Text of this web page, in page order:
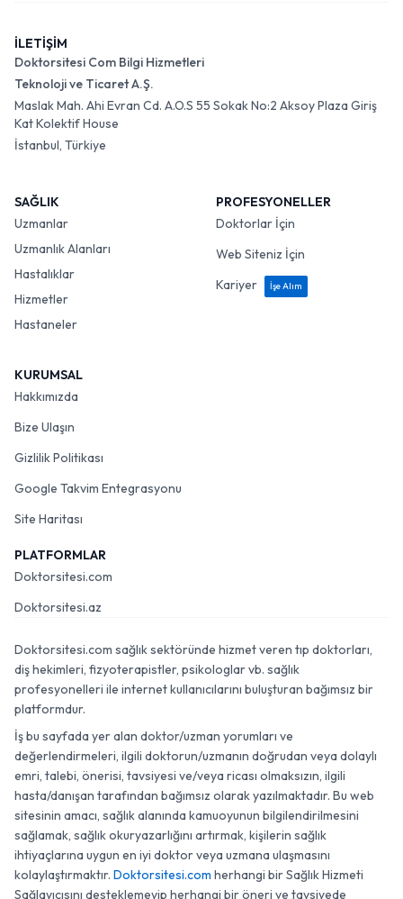
İLETİŞİM
Doktorsitesi Com Bilgi Hizmetleri
Teknoloji ve Ticaret A.Ş.
Maslak Mah. Ahi Evran Cd. A.O.S 55 Sokak No:2 Aksoy Plaza Giriş
Kat Kolektif House
İstanbul, Türkiye
SAĞLIK
Uzmanlar
Uzmanlık Alanları
Hastalıklar
Hizmetler
Hastaneler
PROFESYONELLER
Doktorlar İçin
Web Siteniz İçin
Kariyer
İşe Alım
KURUMSAL
Hakkımızda
Bize Ulaşın
Gizlilik Politikası
Google Takvim Entegrasyonu
Site Haritası
PLATFORMLAR
Doktorsitesi.com
Doktorsitesi.az
Doktorsitesi.com sağlık sektöründe hizmet veren tıp doktorları,
diş hekimleri, fizyoterapistler, psikologlar vb. sağlık
profesyonelleri ile internet kullanıcılarını buluşturan bağımsız bir
platformdur.
İş bu sayfada yer alan doktor/uzman yorumları ve
değerlendirmeleri, ilgili doktorun/uzmanın doğrudan veya dolaylı
emri, talebi, önerisi, tavsiyesi ve/veya ricası olmaksızın, ilgili
hasta/danışan tarafından bağımsız olarak yazılmaktadır. Bu web
sitesinin amacı, sağlık alanında kamuoyunun bilgilendirilmesini
sağlamak, sağlık okuryazarlığını artırmak, kişilerin sağlık
ihtiyaçlarına uygun en iyi doktor veya uzmana ulaşmasını
kolaylaştırmaktır. Doktorsitesi.com herhangi bir Sağlık Hizmeti
Sağlayıcısını desteklemeyip herhangi bir öneri ve tavsiyede